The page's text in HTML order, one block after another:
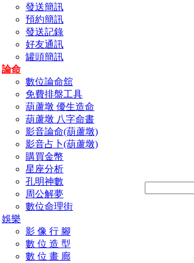
發送簡訊
預約簡訊
發送記錄
好友通訊
罐頭簡訊
論命
數位論命舘
免費排盤工具
葫蘆墩 優生造命
葫蘆墩 八字命書
影音論命(葫蘆墩)
影音占卜(葫蘆墩)
購買金幣
星座分析
孔明神數
周公解夢
數位命理街
娛樂
影 像 行 腳
數 位 造 型
數 位 畫 廊